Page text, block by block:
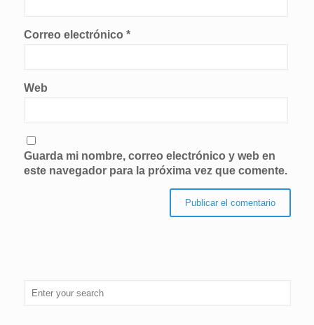
Correo electrónico *
Web
Guarda mi nombre, correo electrónico y web en
este navegador para la próxima vez que comente.